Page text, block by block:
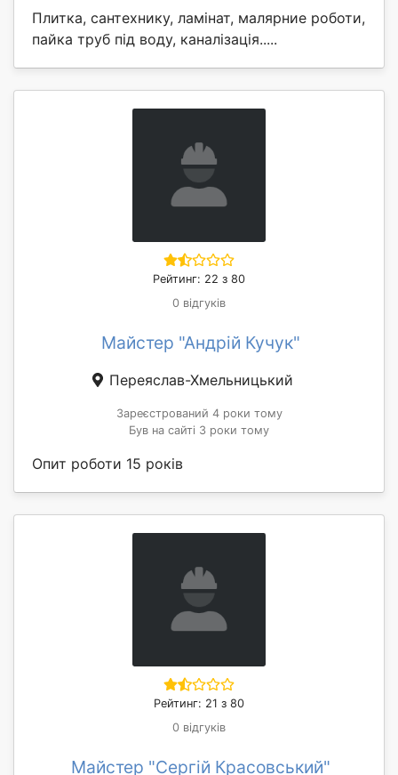
Плитка, сантехнику, ламінат, малярние роботи,
пайка труб під воду, каналізація.....
Рейтинг: 22 з 80
0 відгуків
Майстер "Андрій Кучук"
Переяслав-Хмельницький
Зареєстрований 4 роки тому
Був на сайті 3 роки тому
Опит роботи 15 років
Рейтинг: 21 з 80
0 відгуків
Майстер "Сергій Красовський"